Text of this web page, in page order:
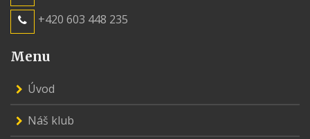
+420 603 448 235
Menu
Úvod
Náš klub